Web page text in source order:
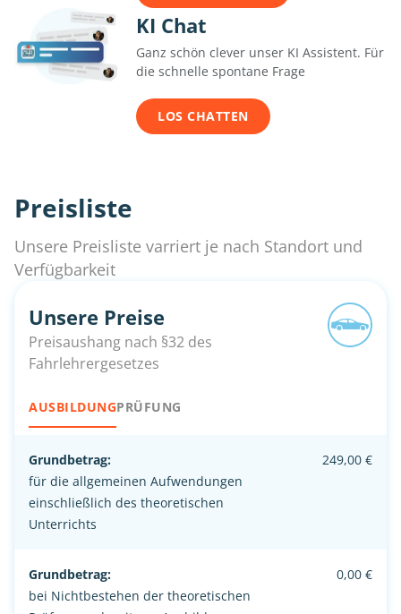
KI Chat
Ganz schön clever unser KI Assistent. Für
die schnelle spontane Frage
LOS CHATTEN
Preisliste
Unsere Preisliste varriert je nach Standort und
Verfügbarkeit
Unsere Preise
Preisaushang nach §32 des
Fahrlehrergesetzes
AUSBILDUNGPRÜFUNG
Grundbetrag:
für die allgemeinen Aufwendungen
einschließlich des theoretischen
Unterrichts
249,00 €
Grundbetrag:
bei Nichtbestehen der theoretischen
0,00 €